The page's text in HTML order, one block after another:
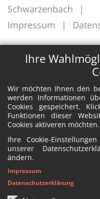
Ihre
Wir möchten Ihnen den
werden Informationen
Cookies gespeichert.
Funktionen dieser
Cookies aktiveren möchten.
Ihre Cookie-
unserer
ändern.
Impressum
Datenschutzerklärung
Schwarzenbach
Impressum